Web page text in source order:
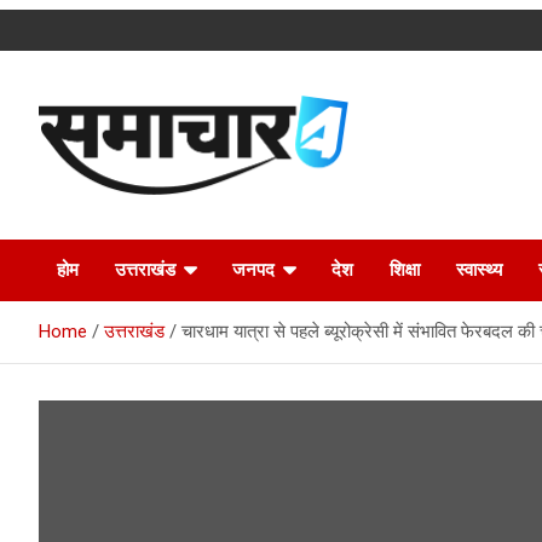
to
Samachar4u
होम उत्तराखंड जनपद देश शिक्षा स्वास्थ्य
Home उत्तराखंड चारधाम यात्रा से पहले ब्यूरोक्रेसी में संभावित फेरबदल की